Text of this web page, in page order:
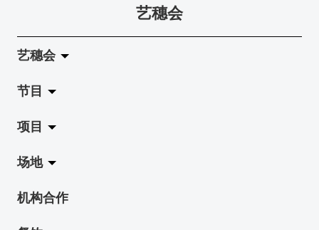
艺穗会
艺穗会
关于艺穗会
艺穗会的演化
使命与宗旨
艺穗会架构
节目
拉阔
展览
演出
项目
Jazz-Go-Central, Jazz-Go-Fringe
LPL
场地
陈丽玲划廊
机构合作